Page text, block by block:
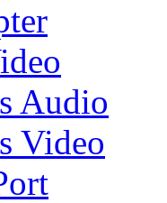
Audio
Video